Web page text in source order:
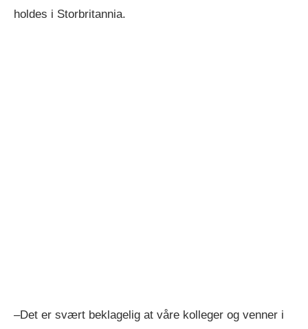
holdes i Storbritannia.
–Det er svært beklagelig at våre kolleger og venner i